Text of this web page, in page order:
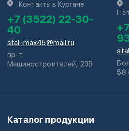
Контакты в Кургане
+7 (3522) 22-30-
40
stal-max45@mail.ru
пр-т
Машиностроителей, 23В
58
Каталог продукции